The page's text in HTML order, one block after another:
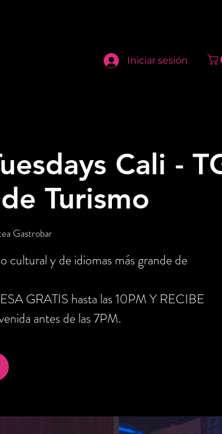
Iniciar sesión
Cali -
Turismo
Gastrobar
cultural y de idiomas más grande de
GRATIS hasta las 10PM Y RECIBE
antes de las 7PM.